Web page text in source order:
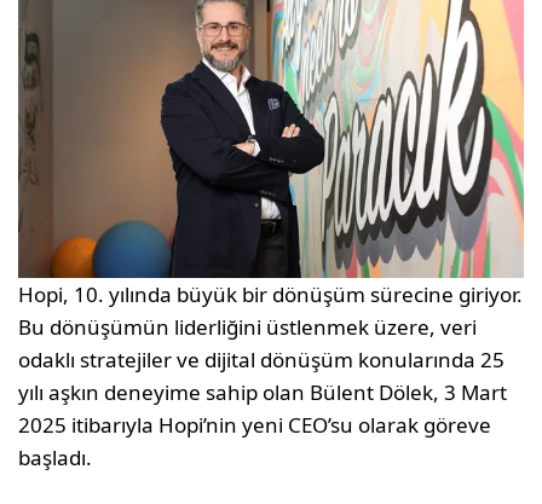
Hopi, 10. yılında büyük bir dönüşüm sürecine giriyor.
Bu dönüşümün liderliğini üstlenmek üzere, veri
odaklı stratejiler ve dijital dönüşüm konularında 25
yılı aşkın deneyime sahip olan Bülent Dölek, 3 Mart
2025 itibarıyla Hopi’nin yeni CEO’su olarak göreve
başladı.